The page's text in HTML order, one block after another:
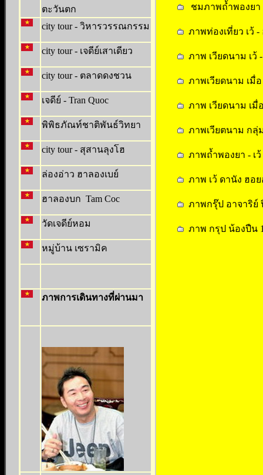
ตะวันตก
city tour - วิหารวรรณกรรม
city tour - เจดีย์เสาเดียว
city tour - ตลาดดงชวน
เจดีย์ - Tran Quoc
พิพิธภัณท์ชาติพันธ์วิทยา
city tour - สุสานลุงโฮ
ล่องอ่าว ฮาลองเบย์
ฮาลองบก Tam Coc
วัดเจดีย์หอม
หมู่บ้าน เซรามิค
ภาพการเดินทางที่ผ่านมา
ชมภาพถ้ำพองยา
ภาพท่องเที่ยว เว้
ภาพ เวียดนาม เ
ภาพเวียดนาม เมื่
ภาพ เวียดนาม เมื่
ภาพเวียตนาม กลุ่
ภาพถ้ำพองยา - เ
ภาพ เว้ ดานัง ฮอ
ภาพกรุ๊ป อาจาริย์
ภาพ กรุป น้องปืน